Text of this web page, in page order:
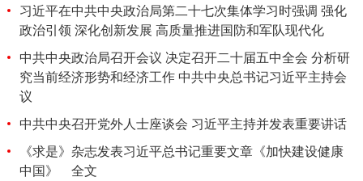
习近平在中共中央政治局第二十七次集体学习时强调 强化
政治引领 深化创新发展 高质量推进国防和军队现代化
中共中央政治局召开会议 决定召开二十届五中全会 分析研
究当前经济形势和经济工作 中共中央总书记习近平主持会
议
中共中央召开党外人士座谈会 习近平主持并发表重要讲话
《求是》杂志发表习近平总书记重要文章《加快建设健康
中国》
全文